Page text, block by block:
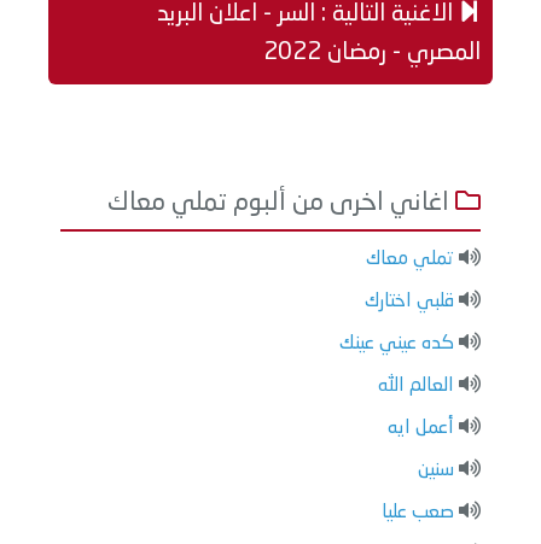
الاغنية التالية : السر - اعلان البريد
المصري - رمضان 2022
اغاني اخرى من ألبوم تملي معاك
تملي معاك
قلبي اختارك
كده عيني عينك
العالم الله
أعمل ايه
سنين
صعب عليا